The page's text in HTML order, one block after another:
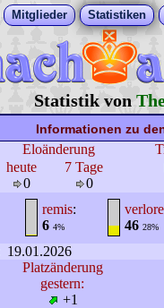
Mitglieder Statistiken
Statistik von
Informationen zu
Eloänderung
heute
0
7 Tage
0
remis:
6 4%
46 28%
19.01.2026
Platzänderung
gestern:
+1